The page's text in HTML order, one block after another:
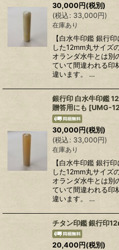
30,000円(税別)
(税込: 33,000円)
在庫あり
【白水牛印鑑 銀行
した12mm丸サイズ
オランダ水牛とは別
ていて間違われる印
違います。 …
銀行印 白水牛印鑑
贈答用にも [UMG-
30,000円(税別)
(税込: 33,000円)
在庫あり
【白水牛印鑑 銀行
した12mm丸サイズ
オランダ水牛とは別
ていて間違われる印
違います。 …
チタン印鑑 銀行印
20,400円(税別)